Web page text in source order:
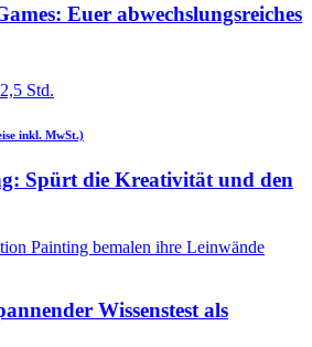
Euer abwechslungsreiches
Std.
inkl. MwSt.)
Spürt die Kreativität und den
Wissenstest als